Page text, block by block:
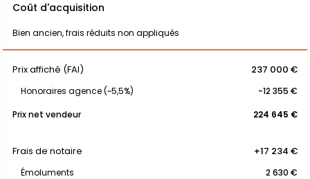
Coût d'acquisition
Bien ancien, frais réduits non appliqués
Prix affiché (FAI) 237 000 €
Honoraires agence (~5,5%)
-12 355 €
Prix net vendeur
224 645 €
Frais de notaire +17 234 €
Émoluments
2 630 €